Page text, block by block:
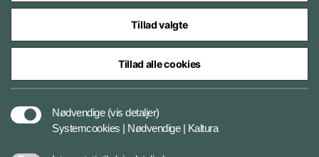
Styrelser og myndigheder under Forsvarsministeriet
Tillad valgte
Tillad alle cookies
Nødvendige (vis detaljer)
Systemcookies | Nødvendige | Kaltura